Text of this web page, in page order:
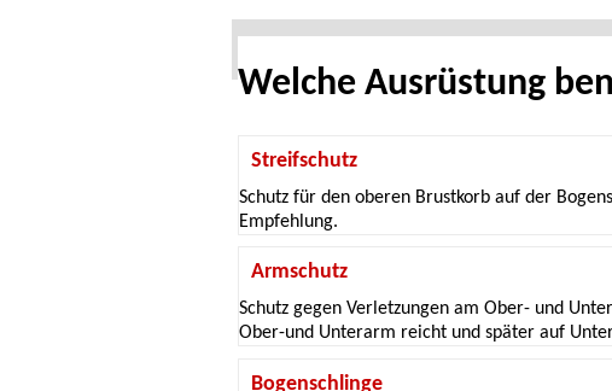
Welche Ausrüstung
Streifschutz
Schutz für den oberen Brustkorb auf der
Empfehlung.
Armschutz
Schutz gegen Verletzungen am Ober- und
Ober-und Unterarm reicht und später auf
Bogenschlinge